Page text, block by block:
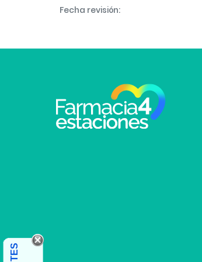
Fecha revisión: